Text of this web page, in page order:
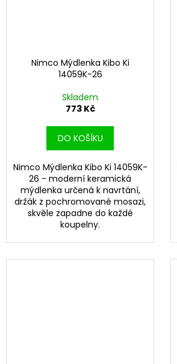
Nimco Mýdlenka Kibo Ki
14059K-26
Skladem
773 Kč
DO KOŠÍKU
Nimco Mýdlenka Kibo Ki 14059K-
26 - moderní keramická
mýdlenka určená k navrtání,
držák z pochromované mosazi,
skvěle zapadne do každé
koupelny.